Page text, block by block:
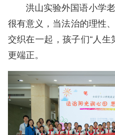
洪山实验外国语小学
很有意义，当法治的理性
交织在一起，孩子们“人生
更端正。